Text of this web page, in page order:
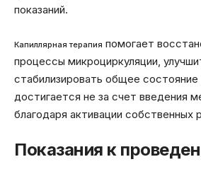
показаний.
Капиллярная терапия помогает
процессы микроциркуляции,
стабилизировать общее
достигается не за счет введения
благодаря активации собственных
Показания к